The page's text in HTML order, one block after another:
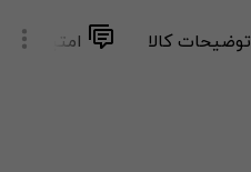
توضیحات کالا امتیاز و